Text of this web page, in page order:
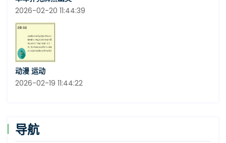
2026-02-20 11:44:39
动漫 运动
2026-02-19 11:44:22
导航